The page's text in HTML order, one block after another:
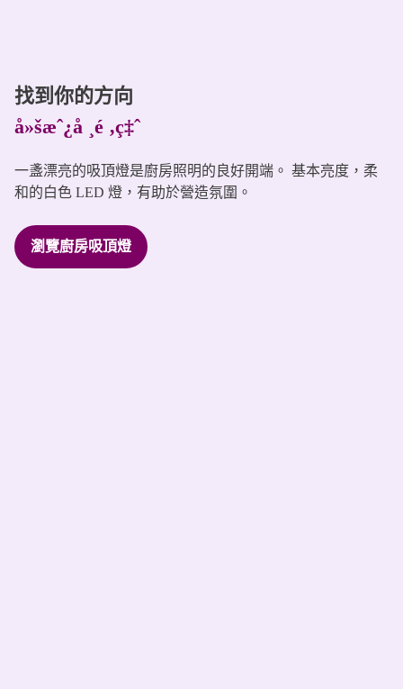
找到你的方向
å»šæˆ¿å ¸é ‚ç‡ˆ
一盞漂亮的吸頂燈是廚房照明的良好開端。 基本亮度，柔
和的白色 LED 燈，有助於營造氛圍。
瀏覽廚房吸頂燈